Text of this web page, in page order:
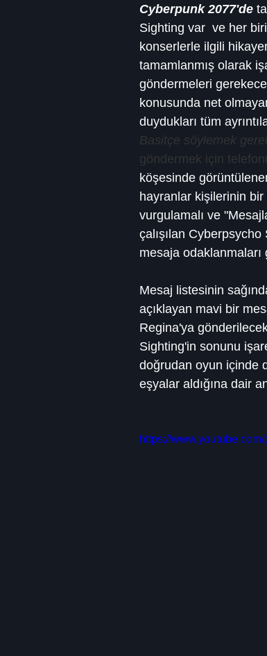
Cyberpunk 2077'de
Sighting var  ve her
konserlerle ilgili
tamamlanmış olarak
göndermeleri
konusunda net
duydukları tüm
Basitçe söylemek
göndermek için
köşesinde
hayranlar kişilerinin
vurgulamalı ve
çalışılan
mesaja
Mesaj listesinin
açıklayan mavi bir
Regina'ya
Sighting'in sonunu
doğrudan oyun içinde
eşyalar aldığına dair
https://